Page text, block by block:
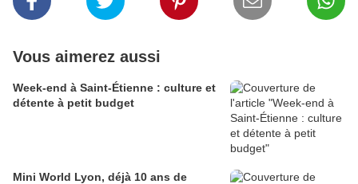
Vous aimerez aussi
Week-end à Saint-Étienne : culture et
détente à petit budget
Mini World Lyon, déjà 10 ans de